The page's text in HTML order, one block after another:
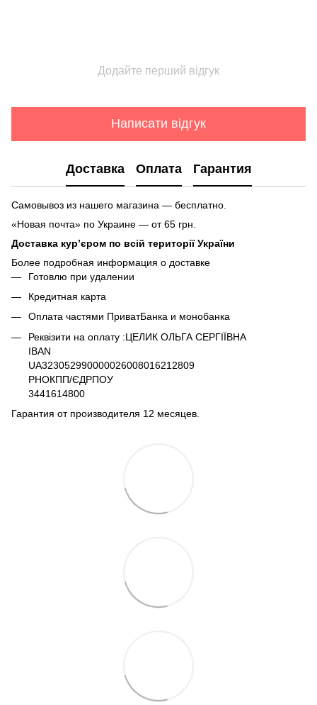
Додайте перший відгук
Написати відгук
Доставка Оплата Гарантия
Самовывоз из нашего магазина — бесплатно.
«Новая почта» по Украине — от 65 грн.
Доставка кур’єром по всій території України
Более подробная информация о доставке
Готовлю при удалении
Кредитная карта
Оплата частями ПриватБанка и монобанка
Реквізити на оплату :ЦЕЛИК ОЛЬГА СЕРГІЇВНА
IBAN
UA323052990000026008016212809
РНОКПП/ЄДРПОУ
3441614800
Гарантия от производителя 12 месяцев.